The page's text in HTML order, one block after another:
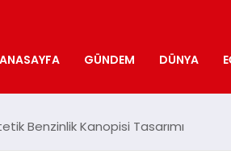
ANASAYFA GÜNDEM DÜNYA
Benzinlik Kanopisi Tasarımı